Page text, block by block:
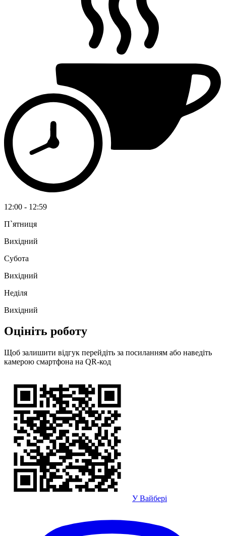
12:00 - 12:59
П`ятниця
Вихідний
Субота
Вихідний
Неділя
Вихідний
Оцініть роботу
Щоб залишити відгук перейдіть за посиланням або наведіть
камерою смартфона на QR-код
У Вайбері